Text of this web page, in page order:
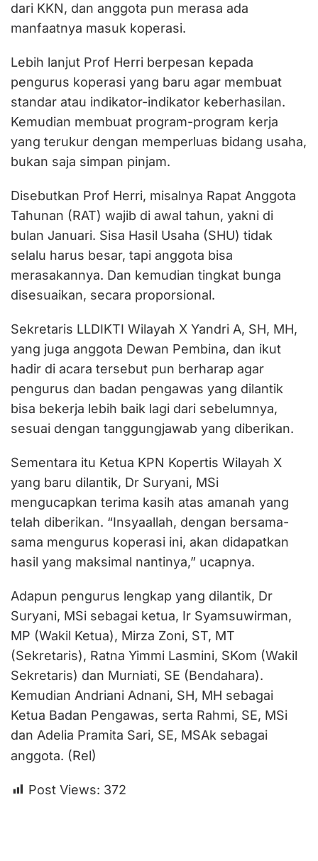
dari KKN, dan anggota pun merasa ada
manfaatnya masuk koperasi.
Lebih lanjut Prof Herri berpesan kepada
pengurus koperasi yang baru agar membuat
standar atau indikator-indikator keberhasilan.
Kemudian membuat program-program kerja
yang terukur dengan memperluas bidang usaha,
bukan saja simpan pinjam.
Disebutkan Prof Herri, misalnya Rapat Anggota
Tahunan (RAT) wajib di awal tahun, yakni di
bulan Januari. Sisa Hasil Usaha (SHU) tidak
selalu harus besar, tapi anggota bisa
merasakannya. Dan kemudian tingkat bunga
disesuaikan, secara proporsional.
Sekretaris LLDIKTI Wilayah X Yandri A, SH, MH,
yang juga anggota Dewan Pembina, dan ikut
hadir di acara tersebut pun berharap agar
pengurus dan badan pengawas yang dilantik
bisa bekerja lebih baik lagi dari sebelumnya,
sesuai dengan tanggungjawab yang diberikan.
Sementara itu Ketua KPN Kopertis Wilayah X
yang baru dilantik, Dr Suryani, MSi
mengucapkan terima kasih atas amanah yang
telah diberikan. “Insyaallah, dengan bersama-
sama mengurus koperasi ini, akan didapatkan
hasil yang maksimal nantinya,” ucapnya.
Adapun pengurus lengkap yang dilantik, Dr
Suryani, MSi sebagai ketua, Ir Syamsuwirman,
MP (Wakil Ketua), Mirza Zoni, ST, MT
(Sekretaris), Ratna Yimmi Lasmini, SKom (Wakil
Sekretaris) dan Murniati, SE (Bendahara).
Kemudian Andriani Adnani, SH, MH sebagai
Ketua Badan Pengawas, serta Rahmi, SE, MSi
dan Adelia Pramita Sari, SE, MSAk sebagai
anggota. (Rel)
Post Views: 372